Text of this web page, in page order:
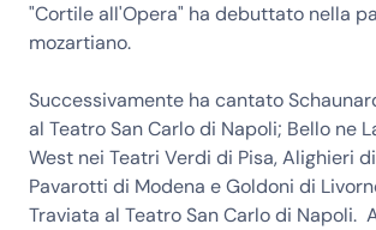
"Cortile all'Opera" ha debuttato nella
mozartiano.
Successivamente ha cantato
al Teatro San Carlo di Napoli; Bello ne
West nei Teatri Verdi di Pisa, Alighieri
Pavarotti di Modena e Goldoni di
Traviata al Teatro San Carlo di Napoli.